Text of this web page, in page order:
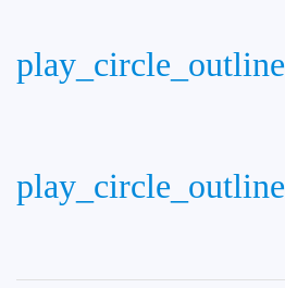
play_circle_outline
play_circle_outline